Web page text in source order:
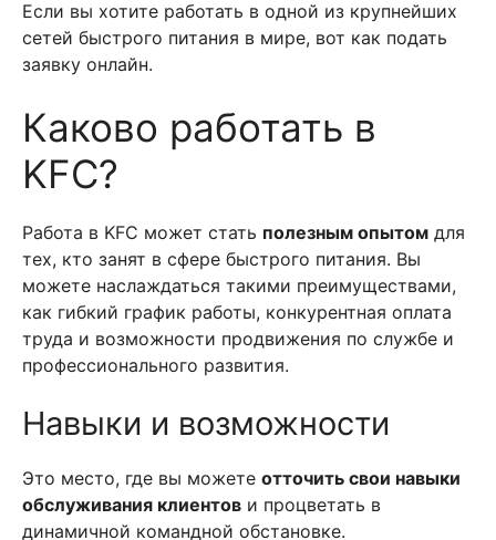
Если вы хотите работать в одной из крупнейших
сетей быстрого питания в мире, вот как подать
заявку онлайн.
Каково работать в
KFC?
Работа в KFC может стать полезным опытом для
тех, кто занят в сфере быстрого питания. Вы
можете наслаждаться такими преимуществами,
как гибкий график работы, конкурентная оплата
труда и возможности продвижения по службе и
профессионального развития.
Навыки и возможности
Это место, где вы можете отточить свои навыки
обслуживания клиентов и процветать в
динамичной командной обстановке.